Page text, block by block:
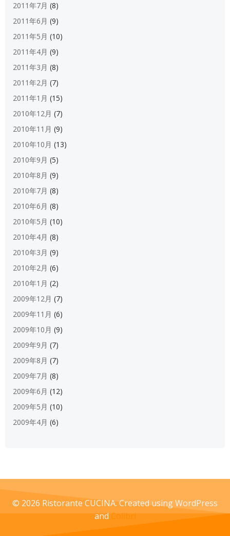
2011年7月 (8)
2011年6月 (9)
2011年5月 (10)
2011年4月 (9)
2011年3月 (8)
2011年2月 (7)
2011年1月 (15)
2010年12月 (7)
2010年11月 (9)
2010年10月 (13)
2010年9月 (5)
2010年8月 (9)
2010年7月 (8)
2010年6月 (8)
2010年5月 (10)
2010年4月 (8)
2010年3月 (9)
2010年2月 (6)
2010年1月 (2)
2009年12月 (7)
2009年11月 (6)
2009年10月 (9)
2009年9月 (7)
2009年8月 (7)
2009年7月 (8)
2009年6月 (12)
2009年5月 (10)
2009年4月 (6)
© 2026 Ristorante CUCINA. Created using WordPress
andColibri